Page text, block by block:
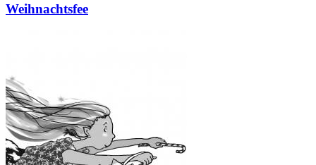
Weihnachtsfee